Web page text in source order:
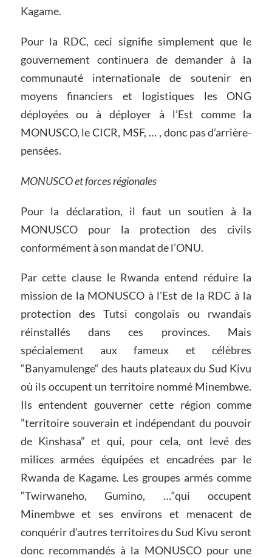
Kagame.
Pour la RDC, ceci signifie simplement que le
gouvernement continuera de demander à la
communauté internationale de soutenir en
moyens financiers et logistiques les ONG
déployées ou à déployer à l’Est comme la
MONUSCO, le CICR, MSF, … , donc pas d’arrière-
pensées.
MONUSCO et forces régionales
Pour la déclaration, il faut un soutien à la
MONUSCO pour la protection des civils
conformément à son mandat de l’ONU.
Par cette clause le Rwanda entend réduire la
mission de la MONUSCO à l’Est de la RDC à la
protection des Tutsi congolais ou rwandais
réinstallés dans ces provinces. Mais
spécialement aux fameux et célèbres
“Banyamulenge“ des hauts plateaux du Sud Kivu
où ils occupent un territoire nommé Minembwe.
Ils entendent gouverner cette région comme
”territoire souverain et indépendant du pouvoir
de Kinshasa” et qui, pour cela, ont levé des
milices armées équipées et encadrées par le
Rwanda de Kagame. Les groupes armés comme
“Twirwaneho, Gumino, …“qui occupent
Minembwe et ses environs et menacent de
conquérir d’autres territoires du Sud Kivu seront
donc recommandés à la MONUSCO pour une